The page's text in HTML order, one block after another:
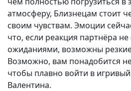
атмосферу, Близнецам стоит
своим чувствам. Эмоции
что, если реакция партнёра не
ожиданиями, возможны
Возможно, вам понадобится
чтобы плавно войти в
Валентина.